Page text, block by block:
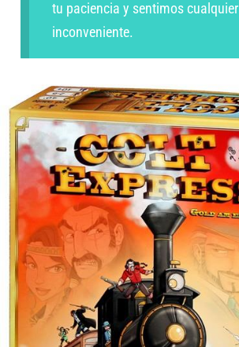
tu paciencia y sentimos cualquier
inconveniente.